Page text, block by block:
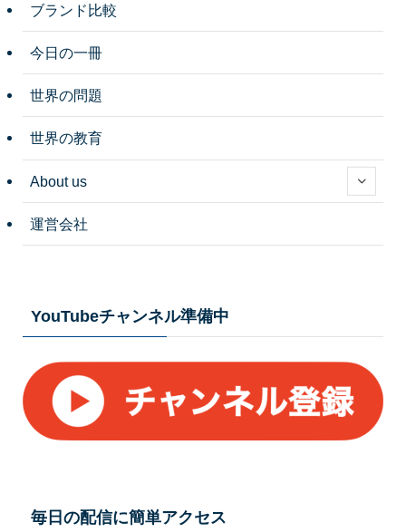
ブランド比較
今日の一冊
世界の問題
世界の教育
About us
運営会社
YouTubeチャンネル準備中
毎日の配信に簡単アクセス